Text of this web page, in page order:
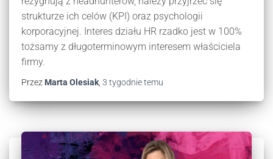
strukturze ich celów (KPI) oraz psychologii
korporacyjnej. Interes działu HR rzadko jest w 100%
tożsamy z długoterminowym interesem właściciela
firmy.
Przez Marta Olesiak 3 tygodnietemu